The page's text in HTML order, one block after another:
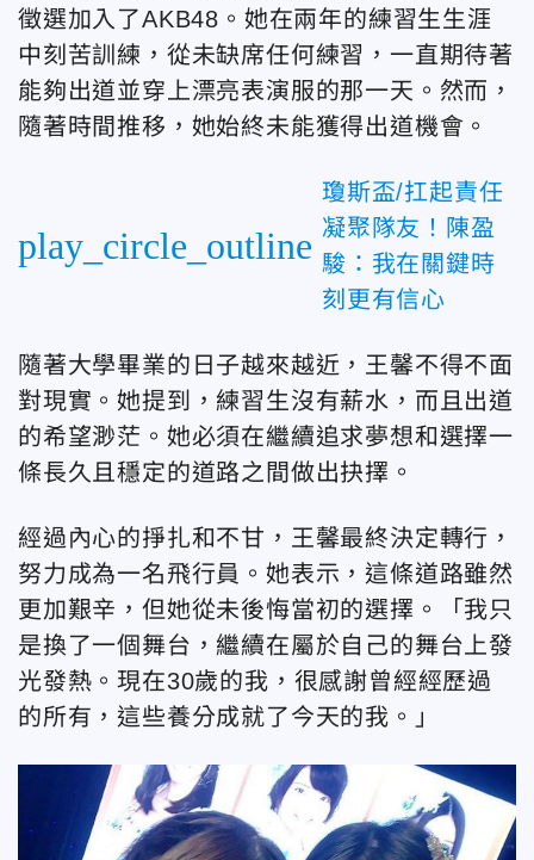
徵選加入了AKB48。她在兩年的練習生生涯
中刻苦訓練，從未缺席任何練習，一直期待著
能夠出道並穿上漂亮表演服的那一天。然而，
隨著時間推移，她始終未能獲得出道機會。
play_circle_outline
瓊斯盃/扛起責任
凝聚隊友！陳盈
駿：我在關鍵時
刻更有信心
隨著大學畢業的日子越來越近，王馨不得不面
對現實。她提到，練習生沒有薪水，而且出道
的希望渺茫。她必須在繼續追求夢想和選擇一
條長久且穩定的道路之間做出抉擇。
經過內心的掙扎和不甘，王馨最終決定轉行，
努力成為一名飛行員。她表示，這條道路雖然
更加艱辛，但她從未後悔當初的選擇。「我只
是換了一個舞台，繼續在屬於自己的舞台上發
光發熱。現在30歲的我，很感謝曾經經歷過
的所有，這些養分成就了今天的我。」